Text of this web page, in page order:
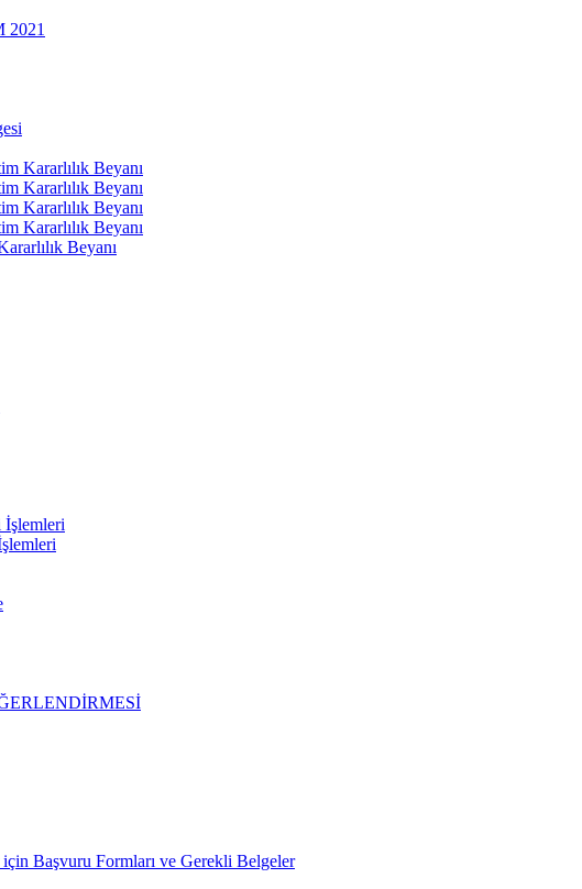
2021
Kararlılık Beyanı
Kararlılık Beyanı
Kararlılık Beyanı
Kararlılık Beyanı
Beyanı
İşlemleri
Başvuru Formları ve Gerekli Belgeler